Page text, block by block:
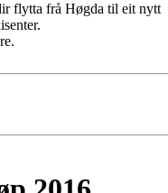
flytta frå Høgda til eit nytt